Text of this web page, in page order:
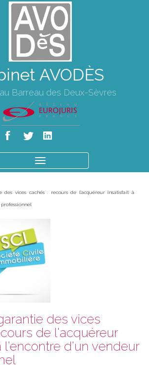
AVODÈS
Barreau des Deux-Sèvres
des vices cachés : recours de l'acquéreur insatisfait à
des vices
de l'acquéreur
l'encontre d'un vendeur